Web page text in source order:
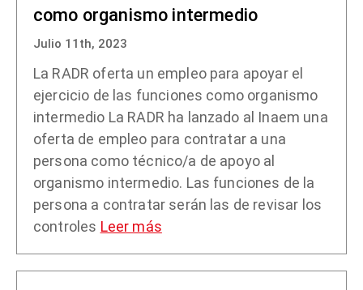
como organismo intermedio
Julio 11th, 2023
La RADR oferta un empleo para apoyar el
ejercicio de las funciones como organismo
intermedio La RADR ha lanzado al Inaem una
oferta de empleo para contratar a una
persona como técnico/a de apoyo al
organismo intermedio. Las funciones de la
persona a contratar serán las de revisar los
controles Leer más